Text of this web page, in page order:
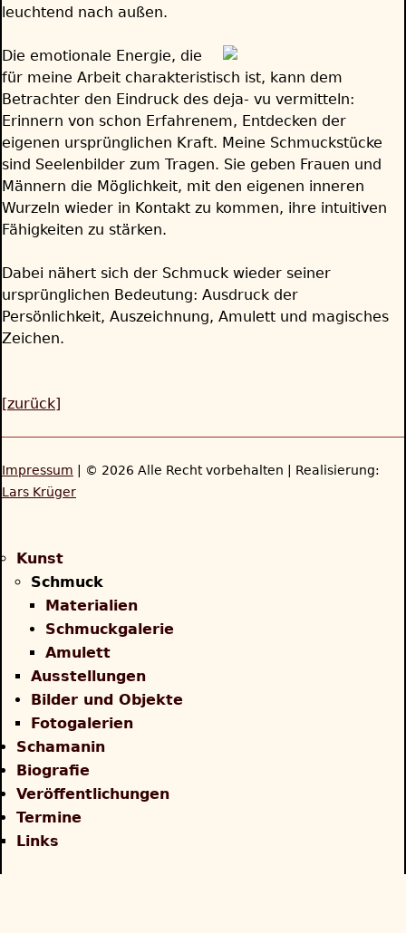
leuchtend nach außen.
Die emotionale Energie, die
für meine Arbeit charakteristisch ist, kann dem
Betrachter den Eindruck des deja- vu vermitteln:
Erinnern von schon Erfahrenem, Entdecken der
eigenen ursprünglichen Kraft. Meine Schmuckstücke
sind Seelenbilder zum Tragen. Sie geben Frauen und
Männern die Möglichkeit, mit den eigenen inneren
Wurzeln wieder in Kontakt zu kommen, ihre intuitiven
Fähigkeiten zu stärken.
Dabei nähert sich der Schmuck wieder seiner
ursprünglichen Bedeutung: Ausdruck der
Persönlichkeit, Auszeichnung, Amulett und magisches
Zeichen.
[zurück]
Impressum | © 2026 Alle Recht vorbehalten | Realisierung:
Lars Krüger
to
top
Kunst
Schmuck
Materialien
Schmuckgalerie
Amulett
Ausstellungen
Bilder und Objekte
Fotogalerien
Schamanin
Biografie
Veröffentlichungen
Termine
Links